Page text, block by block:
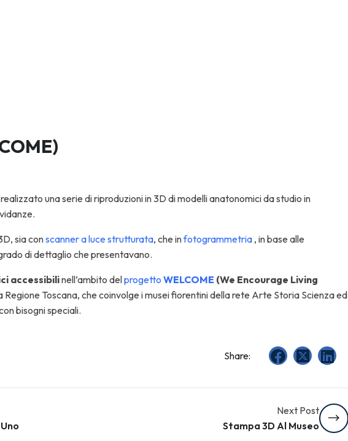
una serie di riproduzioni in 3D di modelli anatonomici da studio in
sia conscanner a luce strutturata, che infotogrammetria , in base alle
di dettaglio che presentavano.
accessibilinell’ambito delprogetto WELCOME (We Encourage Living
Regione Toscana, che coinvolge i musei fiorentini della rete Arte Storia Scienza ed
bisogni speciali.
Share:
Next Post
Stampa 3D Al Museo